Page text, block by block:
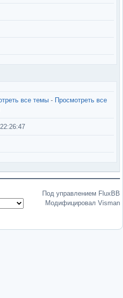
все темы - Просмотреть все
Под управлением FluxBB
Модифицировал Visman